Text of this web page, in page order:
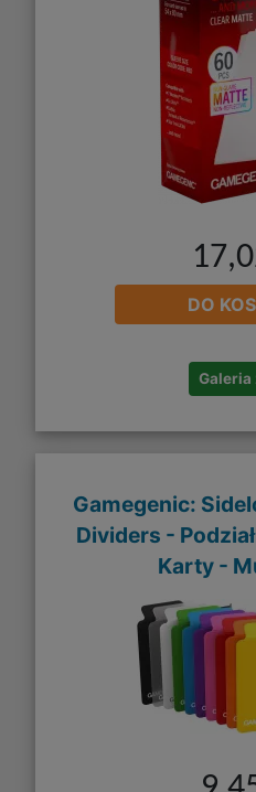
DO
Galeria
Gamegenic:
Dividers -
Karty -